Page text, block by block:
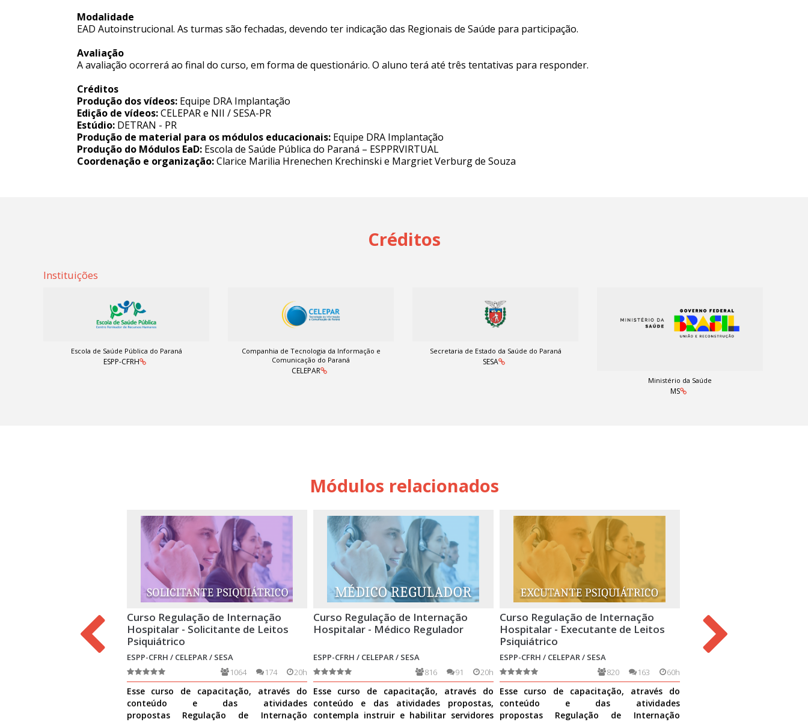
Modalidade
EAD Autoinstrucional. As turmas são fechadas, devendo ter indicação das Regionais de Saúde para participação.
Avaliação
A avaliação ocorrerá ao final do curso, em forma de questionário. O aluno terá até três tentativas para responder.
Créditos
Produção dos vídeos: Equipe DRA Implantação
Edição de vídeos:CELEPAR e NII / SESA-PR
Estúdio: DETRAN - PR
Produção de material para os módulos educacionais: Equipe DRA Implantação
Produção do Módulos EaD: Escola de Saúde Pública do Paraná – ESPPRVIRTUAL
Coordenação e organização:Clarice Marilia Hrenechen Krechinski e Margriet Verburg de Souza
Créditos
Instituições
Escola de Saúde Pública do Paraná
ESPP-CFRH
Companhia de Tecnologia da Informação e
Comunicação do Paraná
CELEPAR
Secretaria de Estado da Saúde do Paraná
SESA
Ministério da Saúde
MS
Módulos relacionados
Curso Regulação de Internação
Hospitalar - Solicitante de Leitos
Psiquiátrico
ESPP-CFRH / CELEPAR / SESA
20h
174
1064
Esse curso de capacitação, através do
conteúdo e das atividades
propostas Regulação de Internação
Curso Regulação de Internação
Hospitalar - Médico Regulador
ESPP-CFRH / CELEPAR / SESA
20h
91
816
Esse curso de capacitação, através do
conteúdo e das atividades propostas,
contempla instruir e habilitar servidores
Curso Regulação de Internação
Hospitalar - Executante de Leitos
Psiquiátrico
ESPP-CFRH / CELEPAR / SESA
60h
163
820
Esse curso de capacitação, através do
conteúdo e das atividades
propostas Regulação de Internação
Curso Regulação de
Hospitalar - Executante